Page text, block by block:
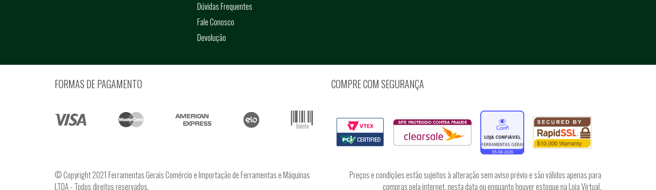
Dúvidas Frequentes
Fale Conosco
Devolução
FORMAS DE PAGAMENTO COMPRE COM SEGURANÇA
© Copyright 2021 Ferramentas Gerais Comércio e Importação de Ferramentas e Máquinas
LTDA - Todos direitos reservados.
Preços e condições estão sujeitos à alteração sem aviso prévio e são válidos apenas para
compras pela internet, nesta data ou enquanto houver estoque na Loja Virtual.